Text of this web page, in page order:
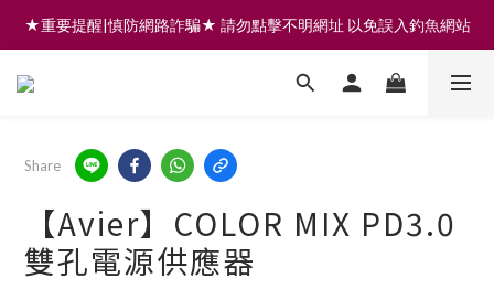
註冊會員享200元購物金 | 全館滿999免運 | 可門市取貨/安裝
★重要提醒|慎防網路詐騙★ 請勿點擊不明網址 以免誤入釣魚網站
註冊會員享200元購物金 | 全館滿999免運 | 可門市取貨/安裝
Share
【Avier】COLOR MIX PD3.0
雙孔電源供應器